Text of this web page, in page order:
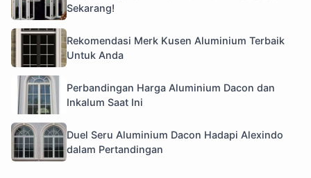
Sekarang!
Rekomendasi Merk Kusen Aluminium Terbaik
Untuk Anda
Perbandingan Harga Aluminium Dacon dan
Inkalum Saat Ini
Duel Seru Aluminium Dacon Hadapi Alexindo
dalam Pertandingan